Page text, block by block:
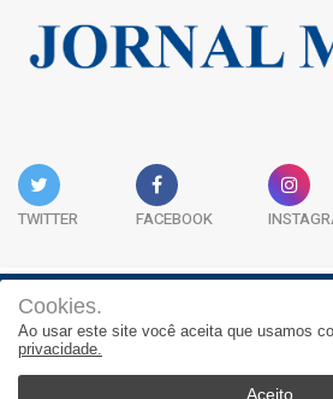
TWITTER FACEBOOK
JORNAL METAS - Rua São José,
Empresarial Atitude - (47)
Cookies.
Ao usar este site você aceita que usamos
privacidade.
Aceito